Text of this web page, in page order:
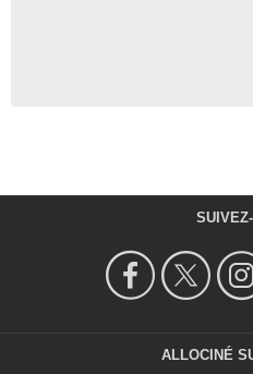
ALLOCINÉ